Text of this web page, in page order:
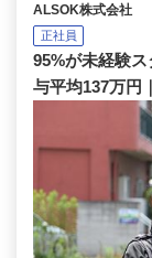
ALSOK株式会社
正社員
95%が未経験
与平均137万円